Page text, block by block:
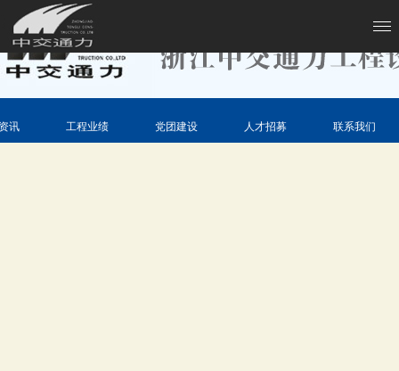
讯 工程业绩 党团建设 人才招募 联系我们